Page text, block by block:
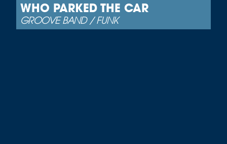
WHO PARKED THE CAR
GROOVE BAND / FUNK